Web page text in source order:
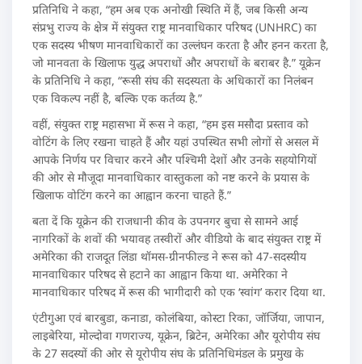
प्रतिनिधि ने कहा, “हम अब एक अनोखी स्थिति में हैं, जब किसी अन्य
संप्रभु राज्य के क्षेत्र में संयुक्त राष्ट्र मानवाधिकार परिषद (UNHRC) का
एक सदस्य भीषण मानवाधिकारों का उल्लंघन करता है और हनन करता है,
जो मानवता के खिलाफ युद्ध अपराधों और अपराधों के बराबर है.” यूक्रेन
के प्रतिनिधि ने कहा, “रूसी संघ की सदस्यता के अधिकारों का निलंबन
एक विकल्प नहीं है, बल्कि एक कर्तव्य है.”
वहीं, संयुक्त राष्ट्र महासभा में रूस ने कहा, “हम इस मसौदा प्रस्ताव को
वोटिंग के लिए रखना चाहते हैं और यहां उपस्थित सभी लोगों से असल में
आपके निर्णय पर विचार करने और पश्चिमी देशों और उनके सहयोगियों
की ओर से मौजूदा मानवाधिकार वास्तुकला को नष्ट करने के प्रयास के
खिलाफ वोटिंग करने का आह्वान करना चाहते हैं.”
बता दें कि यूक्रेन की राजधानी कीव के उपनगर बुचा से सामने आई
नागरिकों के शवों की भयावह तस्वीरों और वीडियो के बाद संयुक्त राष्ट्र में
अमेरिका की राजदूत लिंडा थॉमस-ग्रीनफील्ड ने रूस को 47-सदस्यीय
मानवाधिकार परिषद से हटाने का आह्वान किया था. अमेरिका ने
मानवाधिकार परिषद में रूस की भागीदारी को एक ‘स्वांग’ करार दिया था.
एंटीगुआ एवं बारबुडा, कनाडा, कोलंबिया, कोस्टा रिका, जॉर्जिया, जापान,
लाइबेरिया, मोल्दोवा गणराज्य, यूक्रेन, ब्रिटेन, अमेरिका और यूरोपीय संघ
के 27 सदस्यों की ओर से यूरोपीय संघ के प्रतिनिधिमंडल के प्रमुख के